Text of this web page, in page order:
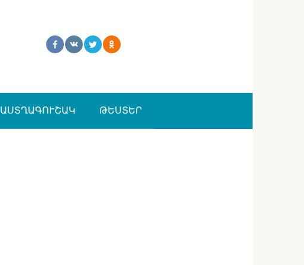
ԱՍՏՂԱԳՈՒՇԱԿ ԹԵՍՏԵՐ